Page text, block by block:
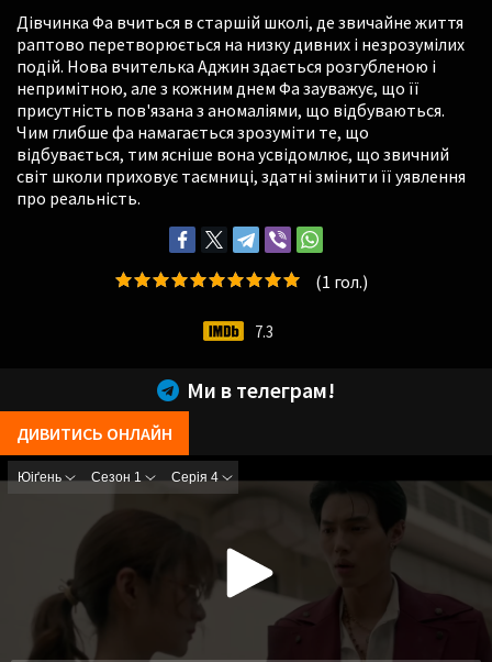
Дівчинка Фа вчиться в старшій школі, де звичайне життя
раптово перетворюється на низку дивних і незрозумілих
подій. Нова вчителька Аджин здається розгубленою і
непримітною, але з кожним днем Фа зауважує, що її
присутність пов'язана з аномаліями, що відбуваються.
Чим глибше фа намагається зрозуміти те, що
відбувається, тим ясніше вона усвідомлює, що звичний
світ школи приховує таємниці, здатні змінити її уявлення
про реальність.
(1 гол.)
7.3
Ми в телеграм!
ДИВИТИСЬ ОНЛАЙН